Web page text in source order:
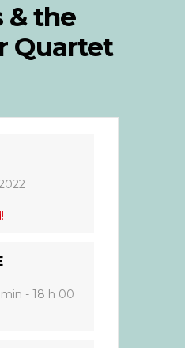
& the
Quartet
- 18 h 00